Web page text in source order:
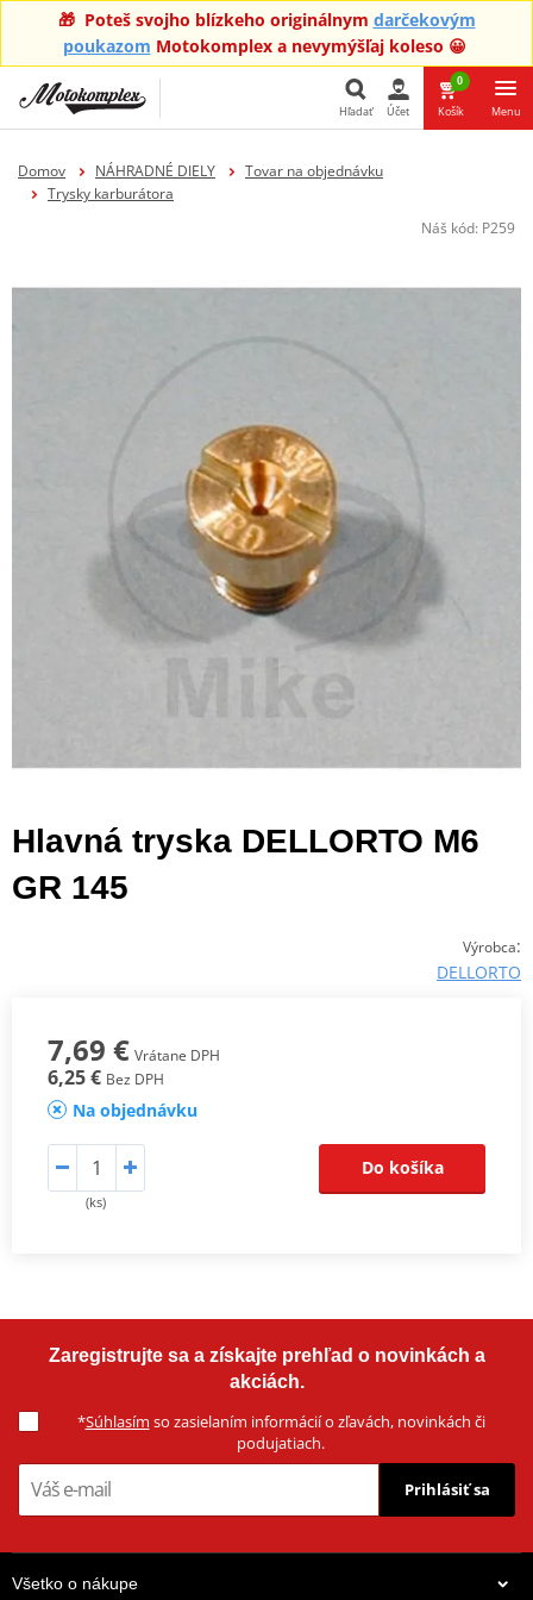
🎁 Poteš svojho blízkeho originálnym darčekovým
poukazom Motokomplex a nevymýšľaj koleso 😀
Hľadať Účet
0
Košík Menu
Domov NÁHRADNÉ DIELY
Tovar na objednávku
Trysky karburátora
Náš kód: P259
Hlavná tryska DELLORTO M6
GR 145
Výrobca:
DELLORTO
7,69 € Vrátane DPH
6,25 € Bez DPH
Na objednávku
(ks)
Do košíka
Zaregistrujte sa a získajte prehľad o novinkách a
akciách.
*Súhlasím so zasielaním informácií o zľavách, novinkách či
podujatiach.
Prihlásiť sa
Všetko o nákupe